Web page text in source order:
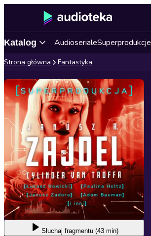
Katalog AudioserialeSuperprodukcje
Strona główna Fantastyka
Słuchaj fragmentu (43 min)